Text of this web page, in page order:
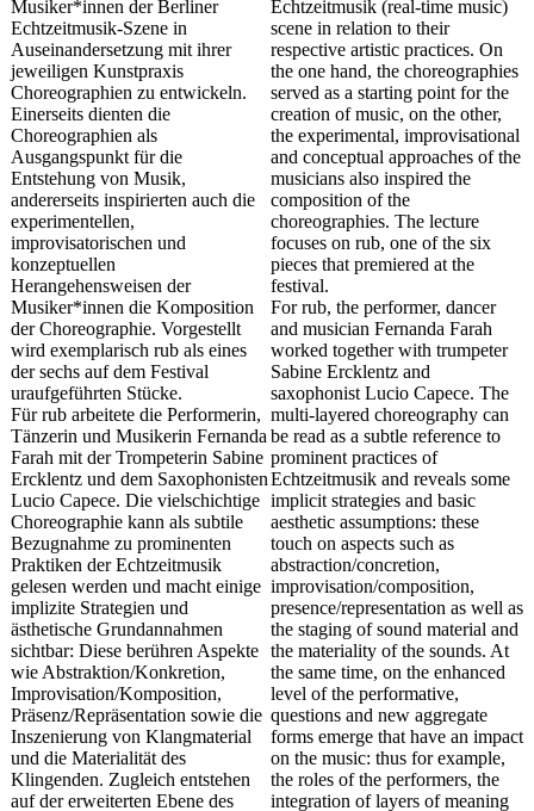
Musiker*innen der Berliner
Echtzeitmusik-Szene in
Auseinandersetzung mit ihrer
jeweiligen Kunstpraxis
Choreographien zu entwickeln.
Einerseits dienten die
Choreographien als
Ausgangspunkt für die
Entstehung von Musik,
andererseits inspirierten auch die
experimentellen,
improvisatorischen und
konzeptuellen
Herangehensweisen der
Musiker*innen die Komposition
der Choreographie. Vorgestellt
wird exemplarisch rub als eines
der sechs auf dem Festival
uraufgeführten Stücke.
Für rub arbeitete die Performerin,
Tänzerin und Musikerin Fernanda
Farah mit der Trompeterin Sabine
Ercklentz und dem Saxophonisten
Lucio Capece. Die vielschichtige
Choreographie kann als subtile
Bezugnahme zu prominenten
Praktiken der Echtzeitmusik
gelesen werden und macht einige
implizite Strategien und
ästhetische Grundannahmen
sichtbar: Diese berühren Aspekte
wie Abstraktion/Konkretion,
Improvisation/Komposition,
Präsenz/Repräsentation sowie die
Inszenierung von Klangmaterial
und die Materialität des
Klingenden. Zugleich entstehen
auf der erweiterten Ebene des
Echtzeitmusik (real-time music)
scene in relation to their
respective artistic practices. On
the one hand, the choreographies
served as a starting point for the
creation of music, on the other,
the experimental, improvisational
and conceptual approaches of the
musicians also inspired the
composition of the
choreographies. The lecture
focuses on rub, one of the six
pieces that premiered at the
festival.
For rub, the performer, dancer
and musician Fernanda Farah
worked together with trumpeter
Sabine Ercklentz and
saxophonist Lucio Capece. The
multi-layered choreography can
be read as a subtle reference to
prominent practices of
Echtzeitmusik and reveals some
implicit strategies and basic
aesthetic assumptions: these
touch on aspects such as
abstraction/concretion,
improvisation/composition,
presence/representation as well as
the staging of sound material and
the materiality of the sounds. At
the same time, on the enhanced
level of the performative,
questions and new aggregate
forms emerge that have an impact
on the music: thus for example,
the roles of the performers, the
integration of layers of meaning